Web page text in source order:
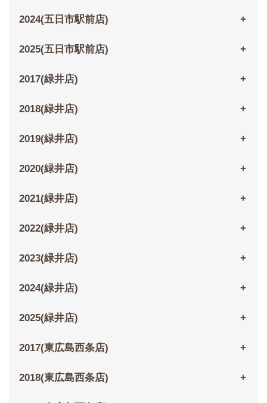
2024(五日市駅前店)
2025(五日市駅前店)
2017(緑井店)
2018(緑井店)
2019(緑井店)
2020(緑井店)
2021(緑井店)
2022(緑井店)
2023(緑井店)
2024(緑井店)
2025(緑井店)
2017(東広島西条店)
2018(東広島西条店)